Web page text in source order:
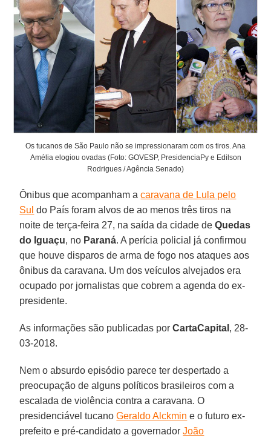
Os tucanos de São Paulo não se impressionaram com os tiros. Ana
Amélia elogiou ovadas (Foto: GOVESP, PresidenciaPy e Edilson
Rodrigues / Agência Senado)
Ônibus que acompanham acaravana de Lula pelo
Sul do País foram alvos de ao menos três tiros na
noite de terça-feira 27, na saída da cidade deQuedas
do Iguaçu, no Paraná. A perícia policial já confirmou
que houve disparos de arma de fogo nos ataques aos
ônibus da caravana. Um dos veículos alvejados era
ocupado por jornalistas que cobrem a agenda do ex-
presidente.
As informações são publicadas porCartaCapital , 28-
03-2018.
Nem o absurdo episódio parece ter despertado a
preocupação de alguns políticos brasileiros com a
escalada de violência contra a caravana. O
presidenciável tucanoGeraldo Alckmin e o futuro ex-
prefeito e pré-candidato a governadorJoão